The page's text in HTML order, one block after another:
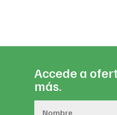
Accede a
más.